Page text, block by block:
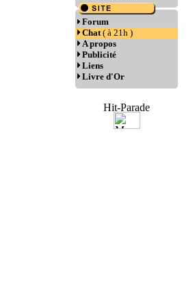
Forum
Chat( à 21h )
A propos
Publicité
Liens
Livre d'Or